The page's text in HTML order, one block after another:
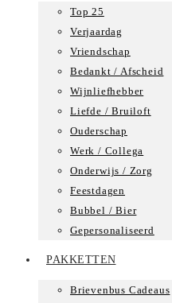
Top 25
Verjaardag
Vriendschap
Bedankt / Afscheid
Wijnliefhebber
Liefde / Bruiloft
Ouderschap
Werk / Collega
Onderwijs / Zorg
Feestdagen
Bubbel / Bier
Gepersonaliseerd
PAKKETTEN
Brievenbus Cadeaus